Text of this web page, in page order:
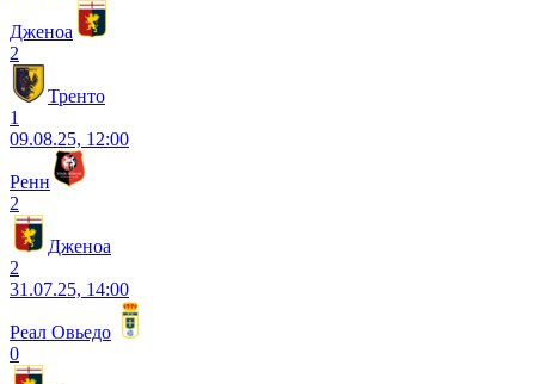
Дженоа
2
Тренто
1
09.08.25, 12:00
Ренн
2
Дженоа
2
31.07.25, 14:00
Реал Овьедо
0